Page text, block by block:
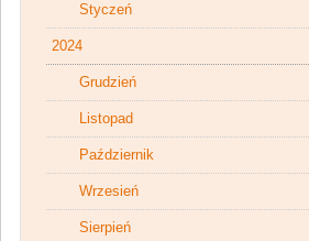
Styczeń
2024
Grudzień
Listopad
Październik
Wrzesień
Sierpień